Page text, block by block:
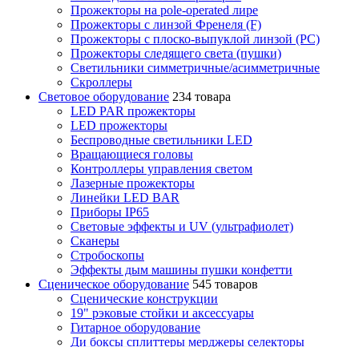
Прожекторы на pole-operated лире
Прожекторы с линзой Френеля (F)
Прожекторы с плоско-выпуклой линзой (PC)
Прожекторы следящего света (пушки)
Светильники симметричные/асимметричные
Скроллеры
Световое оборудование 234 товара
LED PAR прожекторы
LED прожекторы
Беспроводные светильники LED
Вращающиеся головы
Контроллеры управления светом
Лазерные прожекторы
Линейки LED BAR
Приборы IP65
Световые эффекты и UV (ультрафиолет)
Сканеры
Стробоскопы
Эффекты дым машины пушки конфетти
Сценическое оборудование 545 товаров
Сценические конструкции
19" рэковые стойки и аксесcуары
Гитарное оборудование
Ди боксы сплиттеры мерджеры селекторы